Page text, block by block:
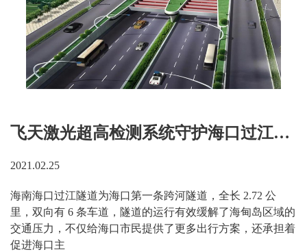
飞天激光超高检测系统守护海口过江隧道安全运行
2021.02.25
海南海口过江隧道为海口第一条跨河隧道，全长 2.72 公
里，双向有 6 条车道，隧道的运行有效缓解了海甸岛区域的
交通压力，不仅给海口市民提供了更多出行方案，还承担着
促进海口主